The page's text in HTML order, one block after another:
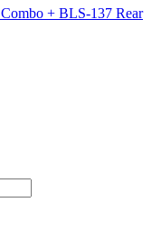
+ BLS-137 Rear